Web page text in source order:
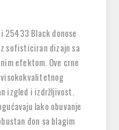
25433 Blackdonose
sofisticiran dizajn sa
efektom. Ove crne
visokokvalitetnog
izgled i izdržljivost.
lako obuvanje
đon sa blagim